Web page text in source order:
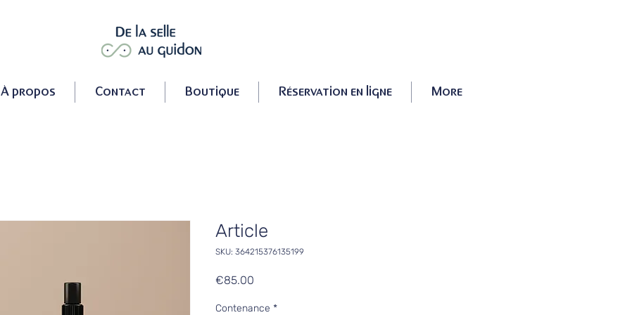
À propos Contact Boutique Réservation en ligne More
Article
SKU: 364215376135199
€85.00
Contenance *